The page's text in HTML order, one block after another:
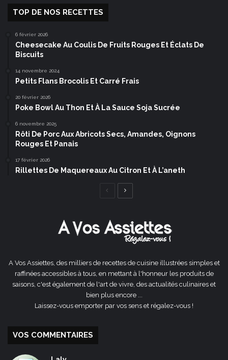
TOP DE NOS RECETTES
6 février 2026
Cheesecake Au Coulis De Fruits Rouges Et Éclats De
Biscuits
14 novembre 2024
Petits Flans Brocolis Et Carré Frais
20 février 2026
Poke Bowl Au Thon Et À La Sauce Soja Sucrée
6 novembre 2025
Rôti De Porc Aux Abricots Secs, Amandes, Oignons
Rouges Et Panais
17 février 2026
Rillettes De Maquereaux Au Citron Et À L’aneth
Page
A Vos Assiettes, des milliers de recettes de cuisine illustrées simples et
raffinées accessibles à tous, en mettant à l'honneur les produits de
saisons, c'est également de l'art de vivre, des actualités culinaires et
bien plus encore ...
Laissez-vous emporter par vos sens et régalez-vous !
VOS COMMENTAIRES